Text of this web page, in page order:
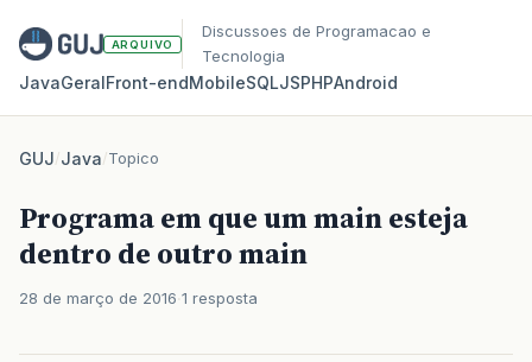
ARQUIVO
Discussoes de Programacao e
Tecnologia
JavaGeralFront‑endMobileSQLJSPHPAndroid
GUJ/Java/Topico
Programa em que um main esteja
dentro de outro main
28 de março de 2016 1 resposta